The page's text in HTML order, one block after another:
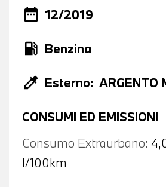
date_range 12/2019
local_gas_station Benzina
colorize Esterno: ARGENTO
CONSUMI ED EMISSIONI
Consumo Extraurbano:
l/100km